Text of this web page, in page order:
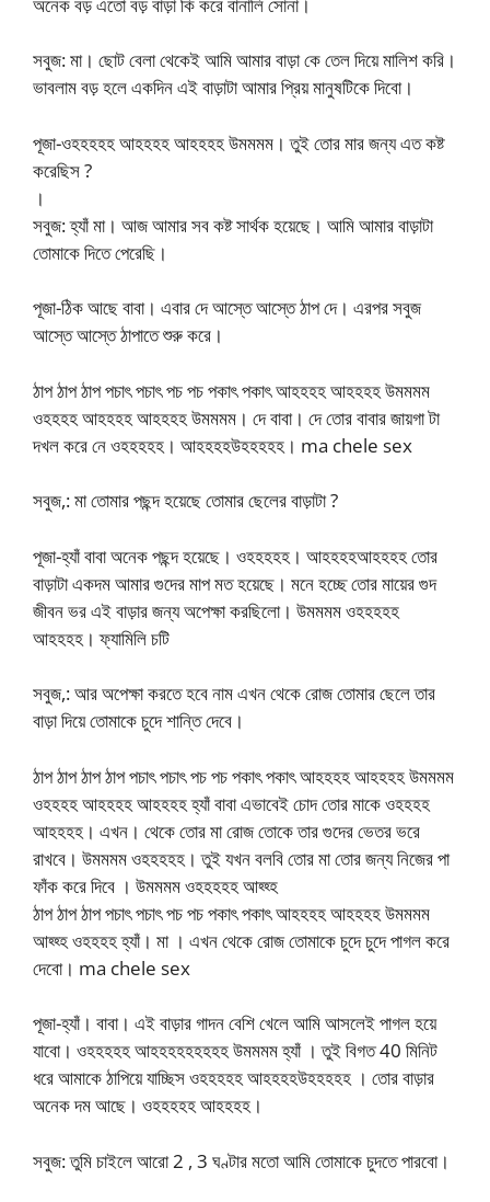
সবুজ: মা। ছোট বেলা থেকেই আমি আমার বাড়া কে তেল দিয়ে মালিশ করি।
ভাবলাম বড় হলে একদিন এই বাড়াটা আমার প্রিয় মানুষটিকে দিবো।
পূজা-ওহহহহহ আহহহহ আহহহহ উমমমম। তুই তোর মার জন্য এত কষ্ট
করেছিস ?
।
সবুজ: হ্যাঁ মা। আজ আমার সব কষ্ট সার্থক হয়েছে। আমি আমার বাড়াটা
তোমাকে দিতে পেরেছি।
পূজা-ঠিক আছে বাবা। এবার দে আস্তে আস্তে ঠাপ দে। এরপর সবুজ
আস্তে আস্তে ঠাপাতে শুরু করে।
ঠাপ ঠাপ ঠাপ পচাৎ পচাৎ পচ পচ পকাৎ পকাৎ আহহহহ আহহহহ উমমমম
ওহহহহ আহহহহ আহহহহ উমমমম। দে বাবা। দে তোর বাবার জায়গা টা
দখল করে নে ওহহহহহ। আহহহহউহহহহহ। ma chele sex
সবুজ,: মা তোমার পছন্দ হয়েছে তোমার ছেলের বাড়াটা ?
পূজা-হ্যাঁ বাবা অনেক পছন্দ হয়েছে। ওহহহহহ। আহহহহআহহহহ তোর
বাড়াটা একদম আমার গুদের মাপ মত হয়েছে। মনে হচ্ছে তোর মায়ের গুদ
জীবন ভর এই বাড়ার জন্য অপেক্ষা করছিলো। উমমমম ওহহহহহ
আহহহহ। ফ্যামিলি চটি
সবুজ,: আর অপেক্ষা করতে হবে নাম এখন থেকে রোজ তোমার ছেলে তার
বাড়া দিয়ে তোমাকে চুদে শান্তি দেবে।
ঠাপ ঠাপ ঠাপ ঠাপ পচাৎ পচাৎ পচ পচ পকাৎ পকাৎ আহহহহ আহহহহ উমমমম
ওহহহহ আহহহহ আহহহহ হ্যাঁ বাবা এভাবেই চোদ তোর মাকে ওহহহহ
আহহহহ। এখন। থেকে তোর মা রোজ তোকে তার গুদের ভেতর ভরে
রাখবে। উমমমম ওহহহহহ। তুই যখন বলবি তোর মা তোর জন্য নিজের পা
ফাঁক করে দিবে । উমমমম ওহহহহহ আহ্হ্হ
ঠাপ ঠাপ ঠাপ পচাৎ পচাৎ পচ পচ পকাৎ পকাৎ আহহহহ আহহহহ উমমমম
আহ্হ্হ ওহহহহ হ্যাঁ। মা । এখন থেকে রোজ তোমাকে চুদে চুদে পাগল করে
দেবো। ma chele sex
পূজা-হ্যাঁ। বাবা। এই বাড়ার গাদন বেশি খেলে আমি আসলেই পাগল হয়ে
যাবো। ওহহহহহ আহহহহহহহহহ উমমমম হ্যাঁ । তুই বিগত 40 মিনিট
ধরে আমাকে ঠাপিয়ে যাচ্ছিস ওহহহহহ আহহহহউহহহহহ । তোর বাড়ার
অনেক দম আছে। ওহহহহহ আহহহহ।
সবুজ: তুমি চাইলে আরো 2 , 3 ঘণ্টার মতো আমি তোমাকে চুদতে পারবো।